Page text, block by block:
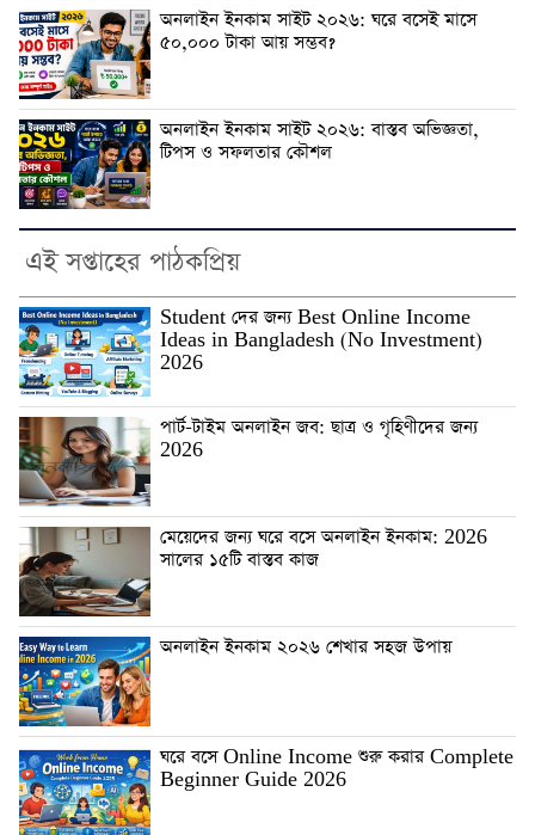
অনলাইন ইনকাম সাইট ২০২৬: ঘরে বসেই মাসে
৫০,০০০ টাকা আয় সম্ভব?
অনলাইন ইনকাম সাইট ২০২৬: বাস্তব অভিজ্ঞতা,
টিপস ও সফলতার কৌশল
এই সপ্তাহের পাঠকপ্রিয়
Student দের জন্য Best Online Income
Ideas in Bangladesh (No Investment)
2026
পার্ট-টাইম অনলাইন জব: ছাত্র ও গৃহিণীদের জন্য
2026
মেয়েদের জন্য ঘরে বসে অনলাইন ইনকাম: 2026
সালের ১৫টি বাস্তব কাজ
অনলাইন ইনকাম ২০২৬ শেখার সহজ উপায়
ঘরে বসে Online Income শুরু করার Complete
Beginner Guide 2026